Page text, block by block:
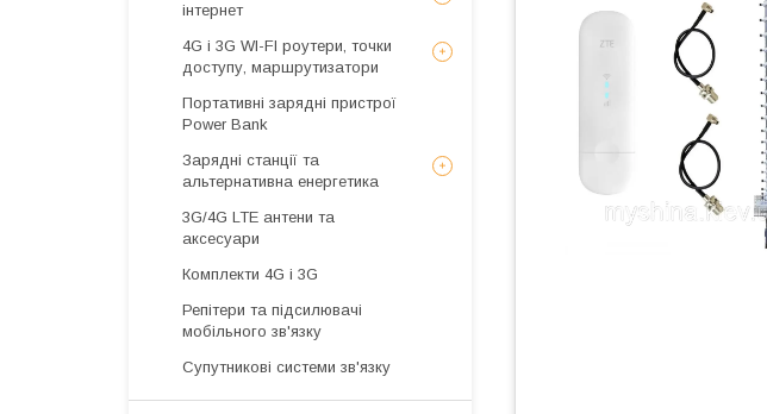
інтернет
4G і 3G WI-FI роутери, точки
доступу, маршрутизатори
Портативні зарядні пристрої
Power Bank
Зарядні станції та
альтернативна енергетика
3G/4G LTE антени та
аксесуари
Комплекти 4G і 3G
Репітери та підсилювачі
мобільного зв'язку
Супутникові системи зв'язку